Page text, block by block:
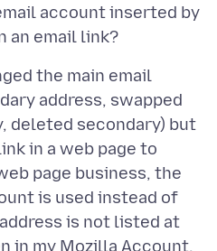
account inserted by
the main email
address, swapped
deleted secondary) but
in a web page to
page business, the
is used instead of
is not listed at